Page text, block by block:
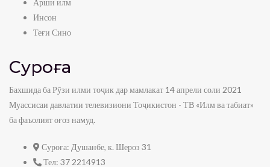
Инсон
Теғи Сино
Суроға
Бахшида ба Рӯзи илми тоҷик дар мамлакат 14 апрели соли 2021
Муассисаи давлатии телевизиони Тоҷикистон - ТВ «Илм ва табиат»
ба фаъолият оғоз намуд.
Суроға: Душанбе, к. Шероз 31
Тел: 37 2214913